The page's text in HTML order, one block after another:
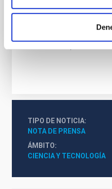
Galactic Nucleus), se
exterior en forma de
TIPO DE NOTICIA
NOTA DE PRENSA
ÁMBITO
CIENCIA Y TECNOLOGÍA